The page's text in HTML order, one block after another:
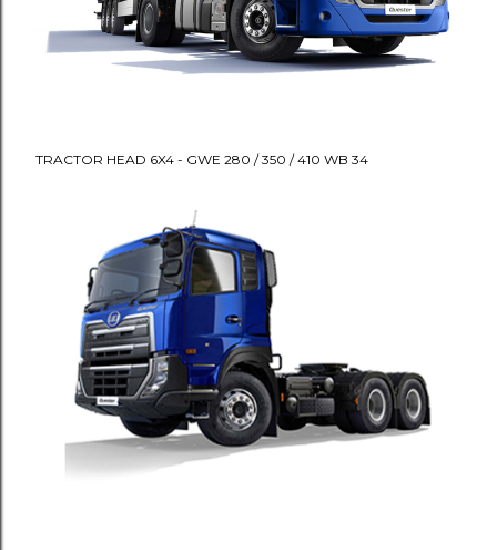
TRACTOR HEAD 6X4 - GWE 280 / 350 / 410 WB 34